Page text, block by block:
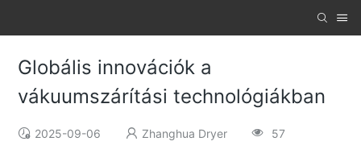
Globális innovációk a
vákuumszárítási technológiákban
2025-09-06 Zhanghua Dryer 57